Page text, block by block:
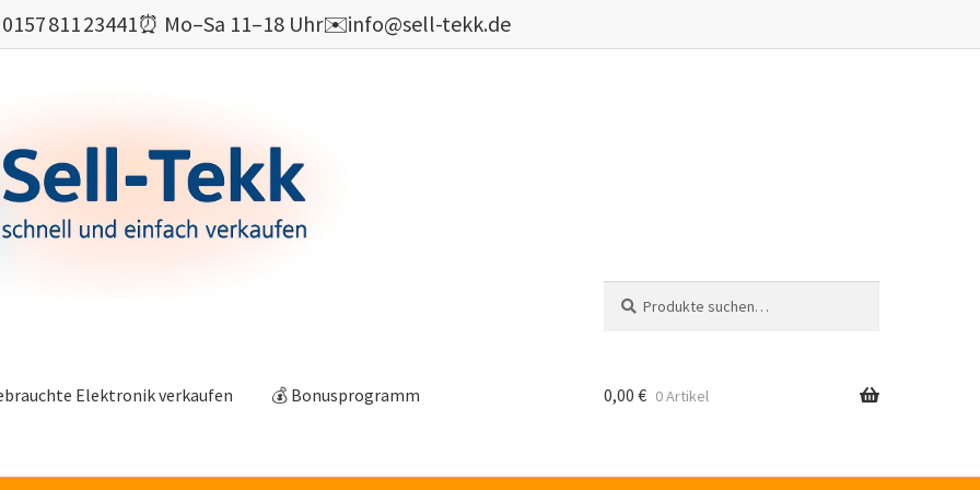
0157 811 23441⏰ Mo–Sa 11–18 Uhr✉️info@sell-tekk.de
nach:
Elektronik verkaufen 💰 Bonusprogramm 0,00 € 0 Artikel